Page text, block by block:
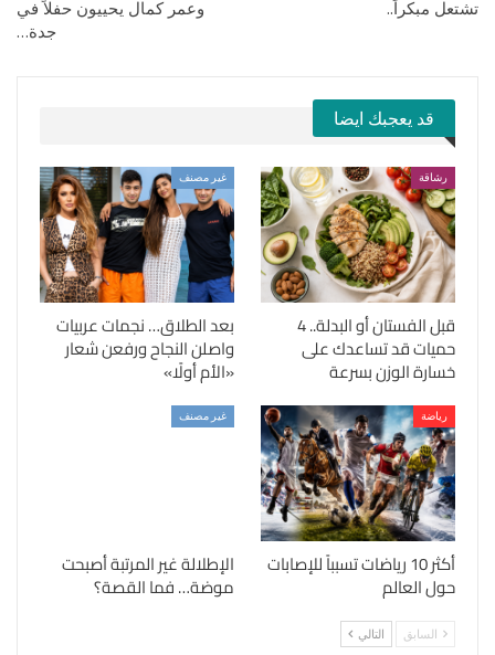
تشتعل مبكراً..
وعمر كمال يحييون حفلاً في
جدة…
قد يعجبك ايضا
رشاقة
قبل الفستان أو البدلة.. 4
حميات قد تساعدك على
خسارة الوزن بسرعة
غير مصنف
بعد الطلاق… نجمات عربيات
واصلن النجاح ورفعن شعار
«الأم أولًا»
رياضة
أكثر 10 رياضات تسبباً للإصابات
حول العالم
غير مصنف
الإطلالة غير المرتبة أصبحت
موضة… فما القصة؟
السابق التالي